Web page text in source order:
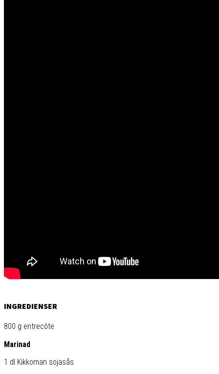
INGREDIENSER
800 g entrecôte
Marinad
1 dl Kikkoman sojasås